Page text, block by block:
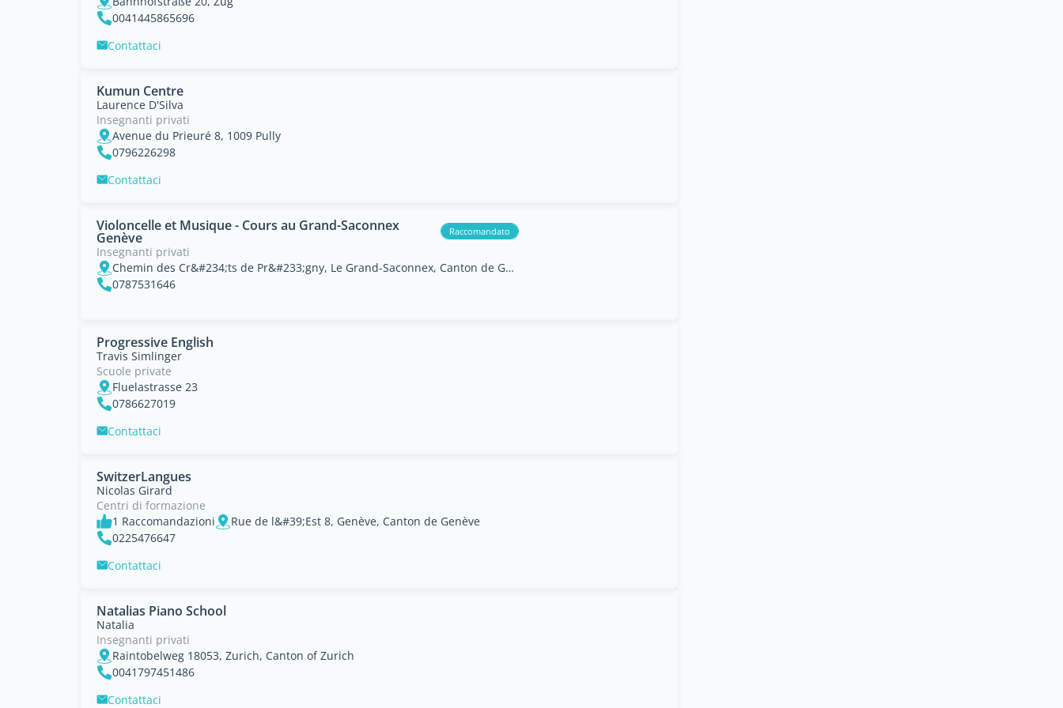
0041445865696
Contattaci
Kumun Centre
Laurence D'Silva
Insegnanti privati
Avenue du Prieuré 8, 1009 Pully
0796226298
Contattaci
Violoncelle et Musique - Cours au Grand-Saconnex
Genève Raccomandato
Insegnanti privati
Chemin des Cr&#234;ts de Pr&#233;gny, Le Grand-Saconnex, Canton de Genève
0787531646
Progressive English
Travis Simlinger
Scuole private
Fluelastrasse 23
0786627019
Contattaci
SwitzerLangues
Nicolas Girard
Centri di formazione
1 Raccomandazioni
Rue de l&#39;Est 8, Genève, Canton de Genève
0225476647
Contattaci
Natalias Piano School
Natalia
Insegnanti privati
Raintobelweg 18053, Zurich, Canton of Zurich
0041797451486
Contattaci